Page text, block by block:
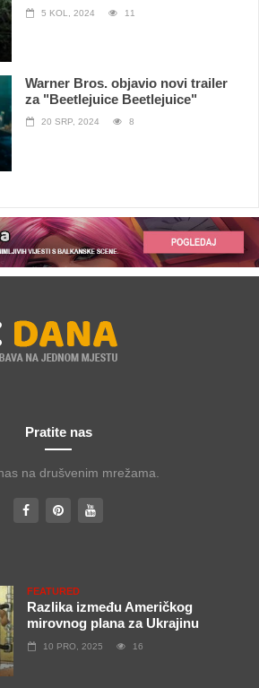
5 KOL, 2024 11
Warner Bros. objavio novi trailer
za "Beetlejuice Beetlejuice"
20 SRP, 2024 8
Pratite nas
na drušvenim mrežama.
FEATURED
Razlika između Američkog
mirovnog plana za Ukrajinu
10 PRO, 2025 16